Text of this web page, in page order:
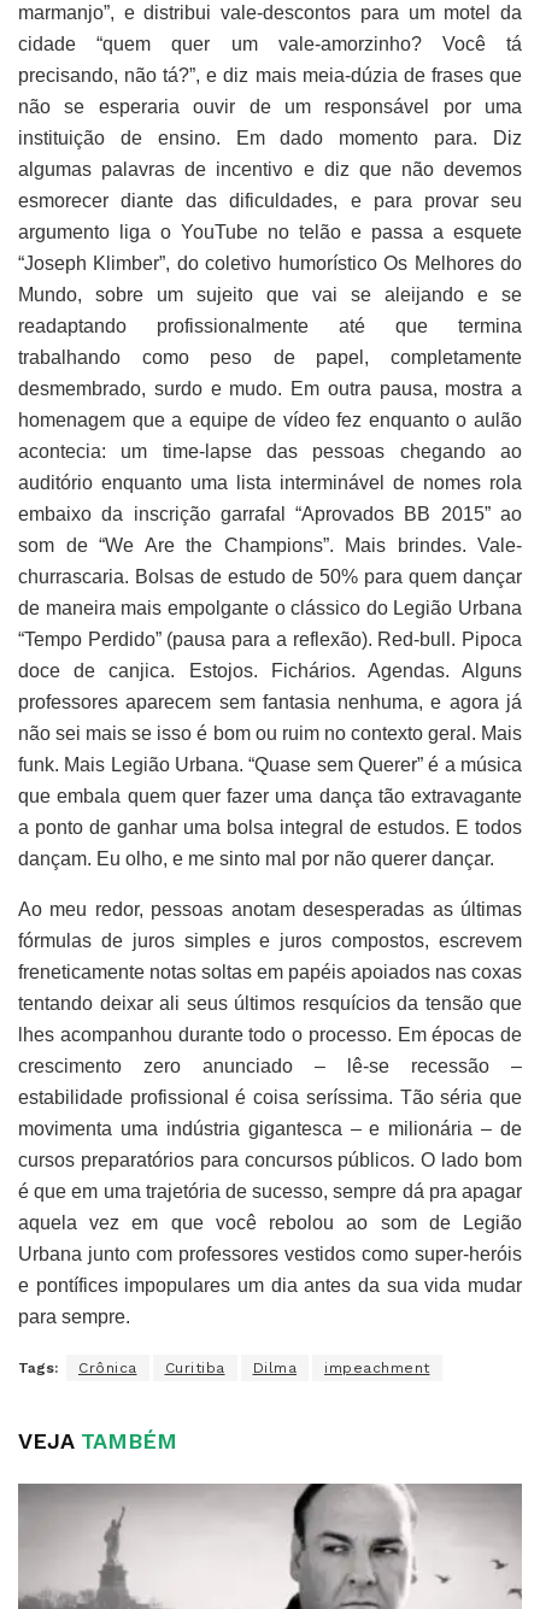
marmanjo”, e distribui vale-descontos para um motel da
cidade “quem quer um vale-amorzinho? Você tá
precisando, não tá?”, e diz mais meia-dúzia de frases que
não se esperaria ouvir de um responsável por uma
instituição de ensino. Em dado momento para. Diz
algumas palavras de incentivo e diz que não devemos
esmorecer diante das dificuldades, e para provar seu
argumento liga o YouTube no telão e passa a esquete
“Joseph Klimber”, do coletivo humorístico Os Melhores do
Mundo, sobre um sujeito que vai se aleijando e se
readaptando profissionalmente até que termina
trabalhando como peso de papel, completamente
desmembrado, surdo e mudo. Em outra pausa, mostra a
homenagem que a equipe de vídeo fez enquanto o aulão
acontecia: um time-lapse das pessoas chegando ao
auditório enquanto uma lista interminável de nomes rola
embaixo da inscrição garrafal “Aprovados BB 2015” ao
som de “We Are the Champions”. Mais brindes. Vale-
churrascaria. Bolsas de estudo de 50% para quem dançar
de maneira mais empolgante o clássico do Legião Urbana
“Tempo Perdido” (pausa para a reflexão). Red-bull. Pipoca
doce de canjica. Estojos. Fichários. Agendas. Alguns
professores aparecem sem fantasia nenhuma, e agora já
não sei mais se isso é bom ou ruim no contexto geral. Mais
funk. Mais Legião Urbana. “Quase sem Querer” é a música
que embala quem quer fazer uma dança tão extravagante
a ponto de ganhar uma bolsa integral de estudos. E todos
dançam. Eu olho, e me sinto mal por não querer dançar.
Ao meu redor, pessoas anotam desesperadas as últimas
fórmulas de juros simples e juros compostos, escrevem
freneticamente notas soltas em papéis apoiados nas coxas
tentando deixar ali seus últimos resquícios da tensão que
lhes acompanhou durante todo o processo. Em épocas de
crescimento zero anunciado – lê-se recessão –
estabilidade profissional é coisa seríssima. Tão séria que
movimenta uma indústria gigantesca – e milionária – de
cursos preparatórios para concursos públicos. O lado bom
é que em uma trajetória de sucesso, sempre dá pra apagar
aquela vez em que você rebolou ao som de Legião
Urbana junto com professores vestidos como super-heróis
e pontífices impopulares um dia antes da sua vida mudar
para sempre.
Tags: Crônica Curitiba Dilma impeachment
VEJATAMBÉM